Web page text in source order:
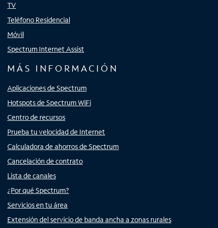
TV
Teléfono Residencial
Móvil
Spectrum Internet Assist
MÁS INFORMACIÓN
Aplicaciones de Spectrum
Hotspots de Spectrum WiFi
Centro de recursos
Prueba tu velocidad de Internet
Calculadora de ahorros de Spectrum
Cancelación de contrato
Lista de canales
¿Por qué Spectrum?
Servicios en tu área
Extensión del servicio de banda ancha a zonas rurales